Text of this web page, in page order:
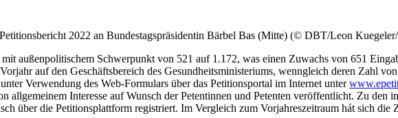
2022 an Bundestagspräsidentin Bärbel Bas (Mitte) (© DBT/Leon
außenpolitischem Schwerpunkt von 521 auf 1.172, was einen Zuwachs von 651
auf den Geschäftsbereich des Gesundheitsministeriums, wenngleich deren Zahl
Verwendung des Web-Formulars über das Petitionsportal im Internet unter
allgemeinem Interesse auf Wunsch der Petentinnen und Petenten veröffentlicht. Zu
über die Petitionsplattform registriert. Im Vergleich zum Vorjahreszeitraum hát sich die